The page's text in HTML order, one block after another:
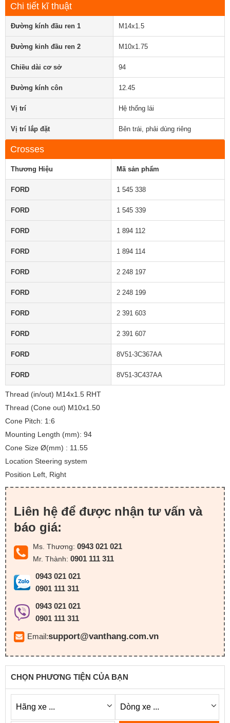
Chi tiết kĩ thuật
Đường kính đầu ren 1 M14x1.5
Đường kinh đầu ren 2 M10x1.75
Chiều dài cơ sở 94
Đường kính côn 12.45
Vị trí Hệ thống lái
Vị trí lắp đặt Bên trái, phải dùng riêng
Crosses
Thương Hiệu Mã sản phẩm
FORD 1 545 338
FORD 1 545 339
FORD 1 894 112
FORD 1 894 114
FORD 2 248 197
FORD 2 248 199
FORD 2 391 603
FORD 2 391 607
FORD 8V51-3C367AA
FORD 8V51-3C437AA
Thread (in/out) M14x1.5 RHT
Thread (Cone out) M10x1.50
Cone Pitch: 1:6
Mounting Length (mm): 94
Cone Size Ø(mm) : 11.55
Location Steering system
Position Left, Right
Liên hệ để được nhận tư vấn và
báo giá:
Ms. Thương: 0943 021 021
Mr. Thành: 0901 111 311
0943 021 021
0901 111 311
0943 021 021
0901 111 311
Email:support@vanthang.com.vn
CHỌN PHƯƠNG TIỆN CỦA BẠN